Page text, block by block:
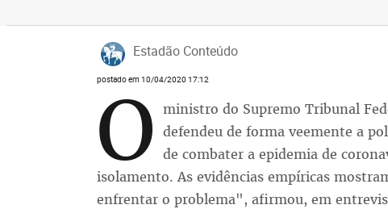
Estadão Conteúdo
postado em 10/04/2020 17:12
O ministro do Supremo Tribunal
defendeu de forma veemente a
de combater a epidemia de
isolamento. As evidências empíricas
enfrentar o problema", afirmou, em